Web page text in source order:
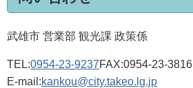
武雄市 営業部 観光課 政策係
TEL:0954-23-9237FAX:0954-23-3816
E-mail:kankou@city.takeo.lg.jp